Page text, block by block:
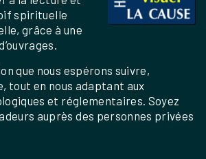
spirituelle
grâce à une
que nous espérons suivre,
tout en nous adaptant aux
et réglementaires. Soyez
auprès des personnes privées